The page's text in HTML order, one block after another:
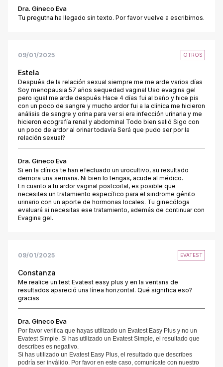
Dra. Gineco Eva
Tu pregutna ha llegado sin texto. Por favor vuelve a escribirnos.
09/01/2025 OTROS
Estela
Después de la relación sexual siempre me me arde varios días
Soy menopausia 57 años sequedad vaginal Uso evagina gel
pero igual me arde después Hace 4 días fui al baño y hice pis
con un poco de sangre y mucho ardor fui a la clínica me hicieron
análisis de sangre y orina para ver si era infección urinaria y me
hicieron ecografía renal y abdominal Todo bien salió Sigo con
un poco de ardor al orinar todavía Será que pudo ser por la
relación sexual?
Dra. Gineco Eva
Si en la clínica te han efectuado un urocultivo, su resultado
demora una semana. Ni bien lo tengas, acude al médico.
En cuanto a tu ardor vaginal postcoital, es posible que
necesites un tratamiento específico para el sindrome génito
urinario con un aporte de hormonas locales. Tu ginecóloga
evaluará si necesitas ese tratamiento, además de continuar con
Evagina gel.
09/01/2025 EVATEST
Constanza
Me realice un test Evatest easy plus y en la ventana de
resultados apareció una línea horizontal. Qué significa eso?
gracias
Dra. Gineco Eva
Por favor verifica que hayas utilizado un Evatest Easy Plus y no un
Evatest Simple. Si has utilizado un Evatest Simple, el resultado que
describes es negativo.
Si has utilizado un Evatest Easy Plus, el resultado que describes
podría ser inválido. Por favor en este caso, comunícate con nuestro